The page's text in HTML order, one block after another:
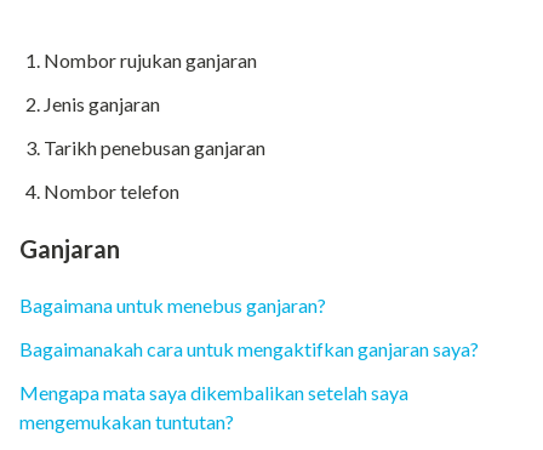
Nombor rujukan ganjaran
Jenis ganjaran
Tarikh penebusan ganjaran
Nombor telefon
Ganjaran
Bagaimana untuk menebus ganjaran?
Bagaimanakah cara untuk mengaktifkan ganjaran saya?
Mengapa mata saya dikembalikan setelah saya
mengemukakan tuntutan?